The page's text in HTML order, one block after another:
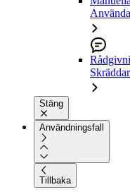
Stäng
Användningsfall
Tillbaka